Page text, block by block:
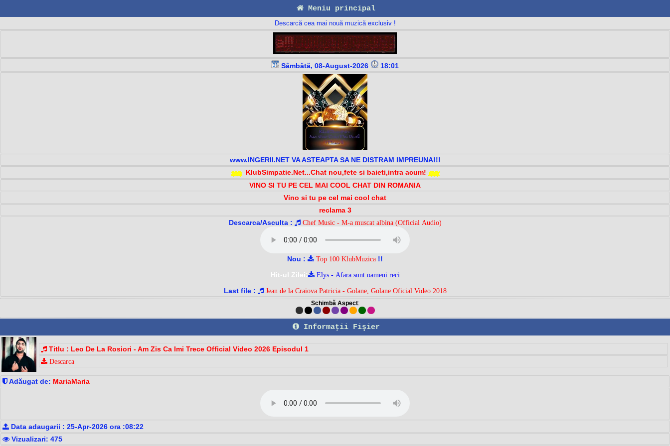
Meniu principal
Descarcă cea mai nouă muzică exclusiv !
Sâmbătă, 08-August-2026 18:01
www.INGERII.NET VA ASTEAPTA SA NE DISTRAM IMPREUNA!!!
KlubSimpatie.Net...Chat nou,fete si baieti,intra acum!
VINO SI TU PE CEL MAI COOL CHAT DIN ROMANIA
Vino si tu pe cel mai cool chat
reclama 3
Descarca/Asculta :
Chef Music - M-a muscat albina (Official Audio)
Nou : Top 100 KlubMuzica !!
Hit-ul Zilei:
Elys - Afara sunt oameni reci
Last file :
Jean de la Craiova Patricia - Golane, Golane Oficial Video 2018
Schimbă Aspect:
Informaţii Fişier
Titlu : Leo De La Rosiori - Am Zis Ca Imi Trece Official Video 2026 Episodul 1
Descarca
Adăugat de: MariaMaria
Data adaugarii : 25-Apr-2026 ora :08:22
Vizualizari: 475